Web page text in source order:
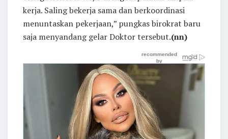
kerja. Saling bekerja sama dan berkoordinasi
menuntaskan pekerjaan,” pungkas birokrat baru
saja menyandang gelar Doktor tersebut.(nn)